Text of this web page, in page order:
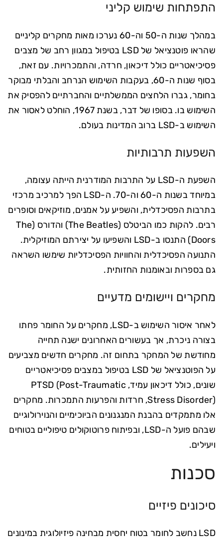
התפתחות שימוש קליני
במהלך שנות ה-50 וה-60 נערכו מאות מחקרים קליניים
שהראו פוטנציאל של LSD בטיפול במגוון רחב של מצבים
פסיכיאטריים כולל דיכאון, חרדה, והתמכרויות. עם זאת,
בסוף שנות ה-60, בעקבות השימוש הנרחב והבלתי מבוקר
בחומר, גברו הלחצים הממשלתיים והחברתיים להפסיק את
השימוש בו. בסופו של דבר, בשנת 1967, הוחלט לאסור את
השימוש ב-LSD ברוב המדינות בעולם.
השפעות תרבותיות
השפעת ה-LSD על התרבות המודרנית הייתה עצומה,
במיוחד בשנות ה-60 וה-70. ה-LSD הפך למרכיב מרכזי
בתרבות הפסיכדלית, והשפיע על אמנים, מוזיקאים וסופרים
רבים. להקות כמו הביטלס (The Beatles) והדורס (The
Doors) התנסו ב-LSD והשפיעו על יצירתם המוזיקלית.
התנועה הפסיכדלית והחוויות הפסיכדליות שימשו השראה
גם בספרות ובאומנות החזותית.
מחקרים ויישומים מדעיים
לאחר איסור השימוש ב-LSD, מחקרים על החומר פחתו
בצורה ניכרת, אך בעשורים האחרונים ישנה תחייה
מחודשת של המחקר בתחום זה. מחקרים חדשים מצביעים
על הפוטנציאל של LSD בטיפול במצבים פסיכיאטריים
שונים, כולל דיכאון עמיד, PTSD (Post-Traumatic
Stress Disorder), חרדות והפרעות התמכרות. מחקרים
אלו מתמקדים בהבנת המנגנונים הביוכימיים והנוירולוגיים
שבהם פועל ה-LSD, ובפיתוח פרוטוקולים טיפוליים בטוחים
ויעילים.
סכנות
סיכונים פיזיים
LSD נחשב לחומר בטוח יחסית מבחינה פיזיולוגית במינונים